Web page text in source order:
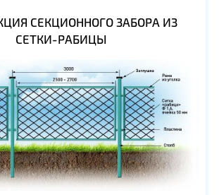
СЕКЦИОННОГО ЗАБОРА ИЗ
СЕТКИ-РАБИЦЫ